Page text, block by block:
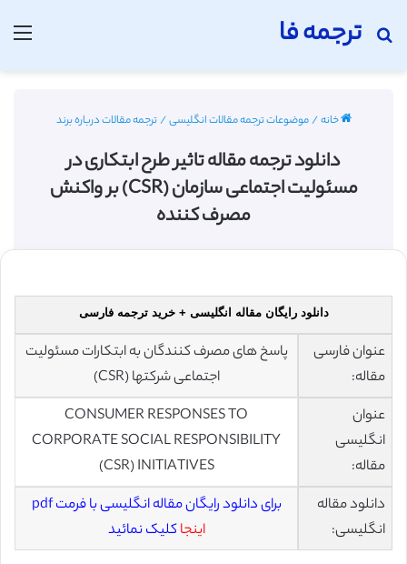
ترجمه فا
جستجو برای
خانه/موضوعات ترجمه مقالات انگلیسی/ترجمه مقالات درباره برند
دانلود ترجمه مقاله تاثیر طرح ابتکاری در
مسئولیت اجتماعی سازمان (CSR) بر واکنش
مصرف کننده
دانلود رایگان مقاله انگلیسی + خرید ترجمه فارسی
عنوان فارسی
مقاله:
پاسخ های مصرف کنندگان به ابتکارات مسئولیت
اجتماعی شرکتها (CSR)
عنوان
انگلیسی
مقاله:
CONSUMER RESPONSES TO
CORPORATE SOCIAL RESPONSIBILITY
(CSR) INITIATIVES
دانلود مقاله
انگلیسی:
برای دانلود رایگان مقاله انگلیسی با فرمت pdf
اینجاکلیک نمائید